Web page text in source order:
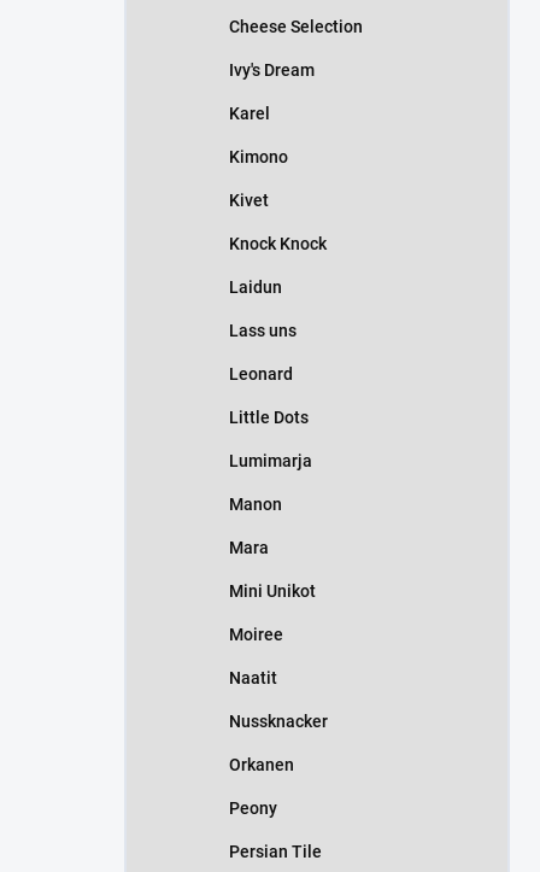
Cheese Selection
Ivy's Dream
Karel
Kimono
Kivet
Knock Knock
Laidun
Lass uns
Leonard
Little Dots
Lumimarja
Manon
Mara
Mini Unikot
Moiree
Naatit
Nussknacker
Orkanen
Peony
Persian Tile